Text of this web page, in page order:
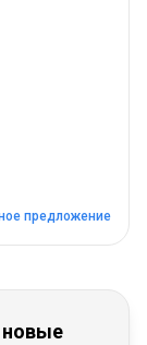
предложение
новые